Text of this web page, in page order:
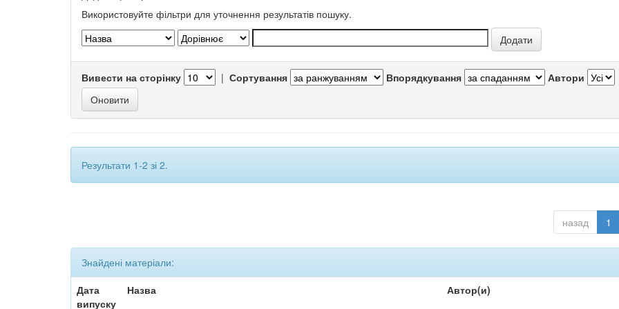
Використовуйте фільтри для уточнення результатів пошуку.
Вивести на сторінку | Сортування Впорядкування Автори
Результати 1-2 зі 2.
назад 1
Знайдені матеріали:
Дата
випуску
Назва Автор(и)